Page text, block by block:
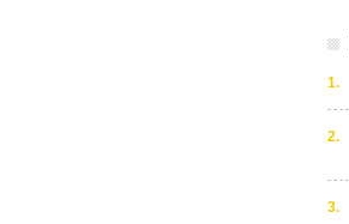
1.
2.
3.